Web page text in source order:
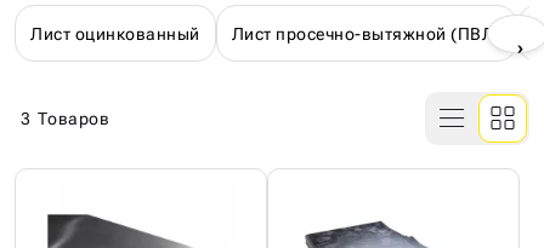
Лист оцинкованный Лист просечно-вытяжной (ПВЛ)
›
3 Товаров